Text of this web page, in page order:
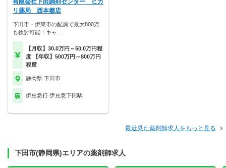
有限会社下田調剤センター ヒカ
リ薬局 西本郷店
下田市・伊東市の配属で最大800万
も検討可能！キャ…
【月収】30.0万円～50.0万円程
度 【年収】500万円～800万円
程度
静岡県 下田市
伊豆急行 伊豆急下田駅
最近見た薬剤師求人をもっと見る
下田市(静岡県)エリアの薬剤師求人